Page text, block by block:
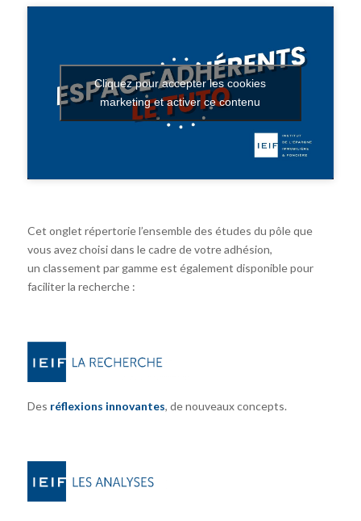
Cliquez pour accepter les cookies
marketing et activer ce contenu
Cet onglet répertorie l’ensemble des études du pôle que
vous avez choisi dans le cadre de votre adhésion,
un classement par gamme est également disponible pour
faciliter la recherche :
Des réflexions innovantes, de nouveaux concepts.